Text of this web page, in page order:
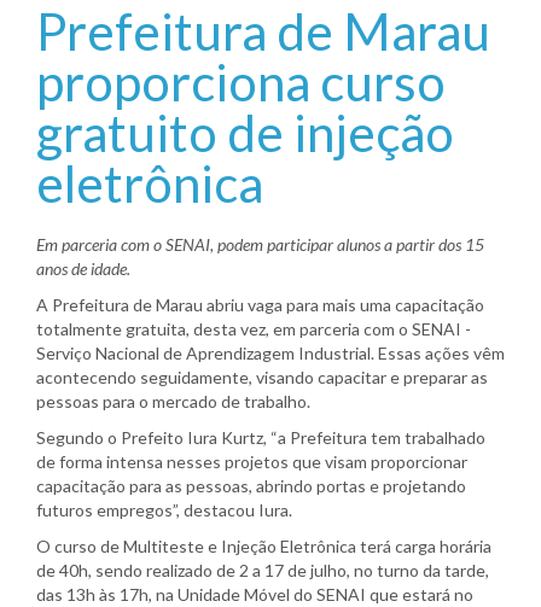
Prefeitura de Marau
proporciona curso
gratuito de injeção
eletrônica
Em parceria com o SENAI, podem participar alunos a partir dos 15
anos de idade.
A Prefeitura de Marau abriu vaga para mais uma capacitação
totalmente gratuita, desta vez, em parceria com o SENAI -
Serviço Nacional de Aprendizagem Industrial. Essas ações vêm
acontecendo seguidamente, visando capacitar e preparar as
pessoas para o mercado de trabalho.
Segundo o Prefeito Iura Kurtz, “a Prefeitura tem trabalhado
de forma intensa nesses projetos que visam proporcionar
capacitação para as pessoas, abrindo portas e projetando
futuros empregos”, destacou Iura.
O curso de Multiteste e Injeção Eletrônica terá carga horária
de 40h, sendo realizado de 2 a 17 de julho, no turno da tarde,
das 13h às 17h, na Unidade Móvel do SENAI que estará no